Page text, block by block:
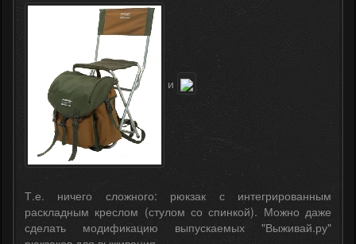
и
Т.е. ничего сложного: рюкзак с интегрированным
раскладным креслом (стулом со спинкой). Можно даже
сделать модификацию выпускаемых "Выживай.ру"